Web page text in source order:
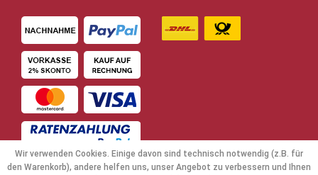
Wir verwenden Cookies. Einige davon sind technisch notwendig (z.B. für
den Warenkorb), andere helfen uns, unser Angebot zu verbessern und Ihnen